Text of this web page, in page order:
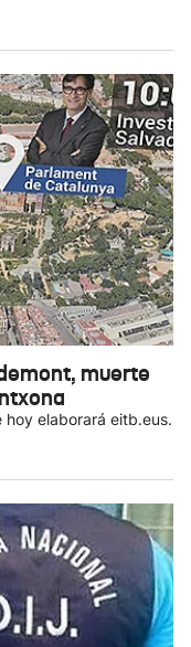
muerte
hoy elaborará eitb.eus.